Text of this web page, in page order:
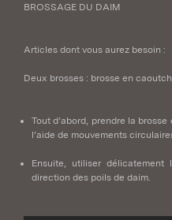
BROSSAGE DU DAIM
Articles dont vous aurez besoin :
Deux brosses : brosse en
Tout d’abord, prendre la
l’aide de mouvements
Ensuite, utiliser
direction des poils de daim.